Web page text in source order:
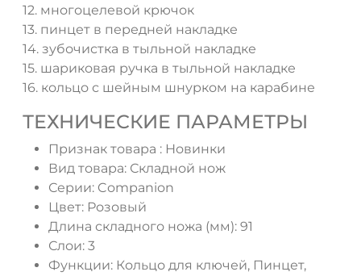
12. многоцелевой крючок
13. пинцет в передней накладке
14. зубочистка в тыльной накладке
15. шариковая ручка в тыльной накладке
16. кольцо с шейным шнурком на карабине
ТЕХНИЧЕСКИЕ ПАРАМЕТРЫ
Признак товара : Новинки
Вид товара: Складной нож
Серии: Companion
Цвет: Розовый
Длина складного ножа (мм): 91
Слои: 3
Функции: Кольцо для ключей, Пинцет,